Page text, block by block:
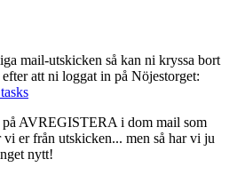
mail-utskicken så kan ni kryssa bort
att ni loggat in på Nöjestorget:
AVREGISTERA i dom mail som
vi er från utskicken... men så har vi ju
nytt!